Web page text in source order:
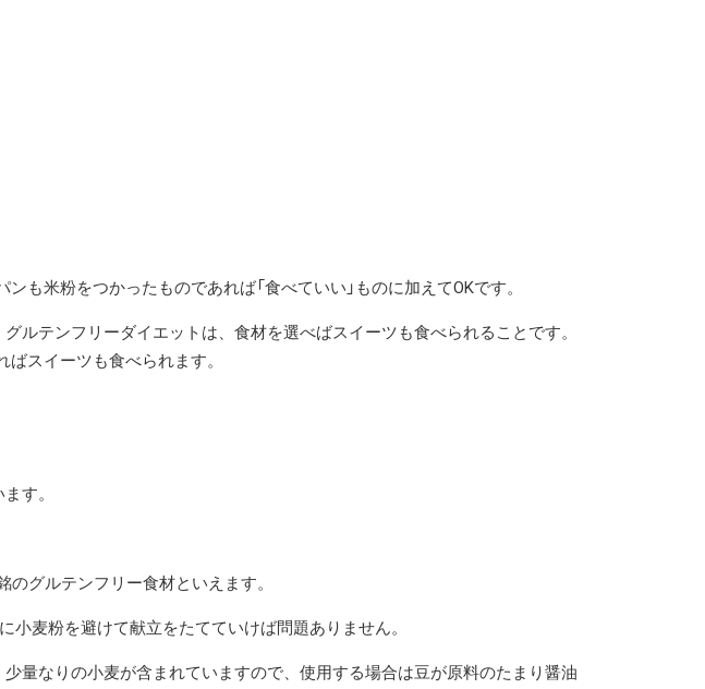
も米粉をつかったものであれば「食べていい」ものに加えてOKです。
ルテンフリーダイエットは、食材を選べばスイーツも食べられることです。
スイーツも食べられます。
す。
のグルテンフリー食材といえます。
麦粉を避けて献立をたてていけば問題ありません。
量なりの小麦が含まれていますので、使用する場合は豆が原料のたまり醤油